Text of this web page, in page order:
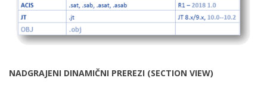
NADGRAJENI DINAMIČNI PREREZI (SECTION VIEW)